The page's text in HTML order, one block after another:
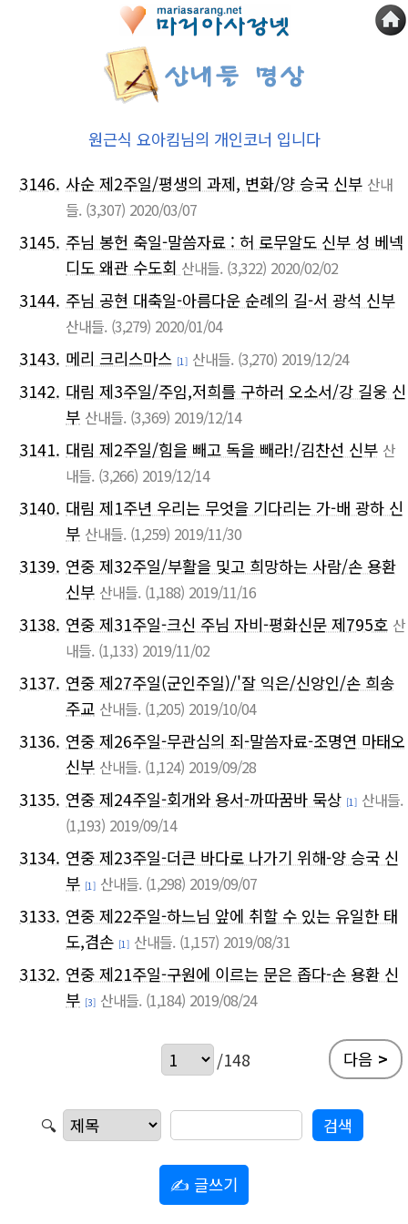
원근식 요아킴님의 개인코너 입니다
3146. 사순 제2주일/평생의 과제, 변화/양 승국 신부 산내
들. (3,307) 2020/03/07
3145. 주님 봉헌 축일-말씀자료 : 허 로무알도 신부 성 베넥
디도 왜관 수도회 산내들. (3,322) 2020/02/02
3144. 주님 공현 대축일-아름다운 순례의 길-서 광석 신부
산내들. (3,279) 2020/01/04
3143. 메리 크리스마스 [1] 산내들. (3,270) 2019/12/24
3142. 대림 제3주일/주임,저희를 구하러 오소서/강 길웅 신
부 산내들. (3,369) 2019/12/14
3141. 대림 제2주일/힘을 빼고 독을 빼라!/김찬선 신부 산
내들. (3,266) 2019/12/14
3140. 대림 제1주년 우리는 무엇을 기다리는 가-배 광하 신
부 산내들. (1,259) 2019/11/30
3139. 연중 제32주일/부활을 및고 희망하는 사람/손 용환
신부 산내들. (1,188) 2019/11/16
3138. 연중 제31주일-크신 주님 자비-평화신문 제795호 산
내들. (1,133) 2019/11/02
3137. 연중 제27주일(군인주일)/'잘 익은/신앙인/손 희송
주교 산내들. (1,205) 2019/10/04
3136. 연중 제26주일-무관심의 죄-말씀자료-조명연 마태오
신부 산내들. (1,124) 2019/09/28
3135. 연중 제24주일-회개와 용서-까따꿈바 묵상 [1] 산내들.
(1,193) 2019/09/14
3134. 연중 제23주일-더큰 바다로 나가기 위해-양 승국 신
부 [1] 산내들. (1,298) 2019/09/07
3133. 연중 제22주일-하느님 앞에 취할 수 있는 유일한 태
도,겸손 [1] 산내들. (1,157) 2019/08/31
3132. 연중 제21주일-구원에 이르는 문은 좁다-손 용환 신
부 [3] 산내들. (1,184) 2019/08/24
/148 다음 >
🔍
✍ 글쓰기